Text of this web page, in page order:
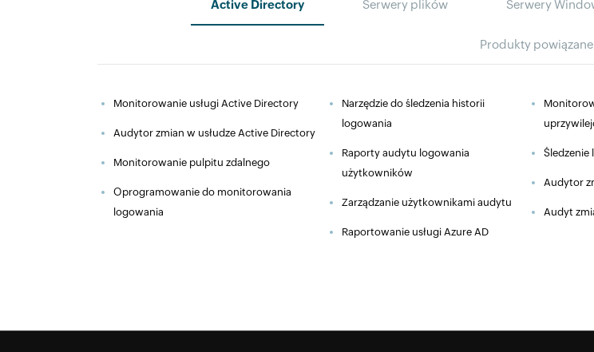
Active Directory Serwery plików Serwery
Produkty powiązane
Monitorowanie usługi Active Directory
Audytor zmian w usłudze Active Directory
Monitorowanie pulpitu zdalnego
Oprogramowanie do monitorowania
logowania
Narzędzie do śledzenia historii
logowania
Raporty audytu logowania
użytkowników
Zarządzanie użytkownikami audytu
Raportowanie usługi Azure AD
Audytor
Audyt